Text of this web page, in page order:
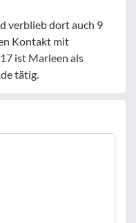
verblieb dort auch 9
Kontakt mit
ist Marleen als
tätig.